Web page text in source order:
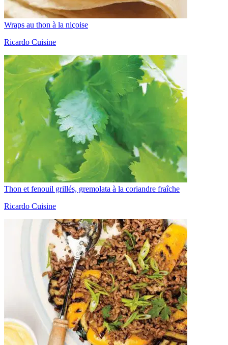
Wraps au thon à la niçoise
Ricardo Cuisine
Thon et fenouil grillés, gremolata à la coriandre fraîche
Ricardo Cuisine